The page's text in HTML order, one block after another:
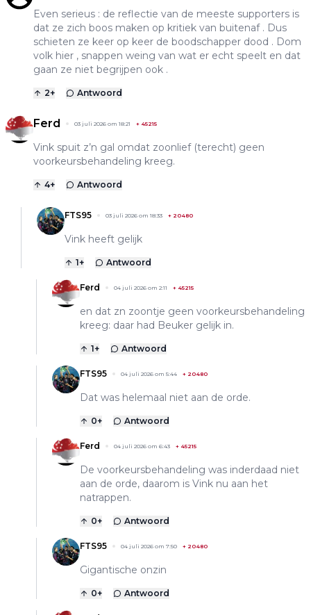
Even serieus : de reflectie van de meeste supporters is
dat ze zich boos maken op kritiek van buitenaf . Dus
schieten ze keer op keer de boodschapper dood . Dom
volk hier , snappen weing van wat er echt speelt en dat
gaan ze niet begrijpen ook .
2+ Antwoord
Ferd 03 juli 2026 om 18:21 + 45215
Vink spuit z’n gal omdat zoonlief (terecht) geen
voorkeursbehandeling kreeg.
4+ Antwoord
FTS95 03 juli 2026 om 18:33 + 20480
Vink heeft gelijk
1+ Antwoord
Ferd 04 juli 2026 om 2:11 + 45215
en dat zn zoontje geen voorkeursbehandeling
kreeg: daar had Beuker gelijk in.
1+ Antwoord
FTS95 04 juli 2026 om 5:44 + 20480
Dat was helemaal niet aan de orde.
0+ Antwoord
Ferd 04 juli 2026 om 6:43 + 45215
De voorkeursbehandeling was inderdaad niet
aan de orde, daarom is Vink nu aan het
natrappen.
0+ Antwoord
FTS95 04 juli 2026 om 7:50 + 20480
Gigantische onzin
0+ Antwoord